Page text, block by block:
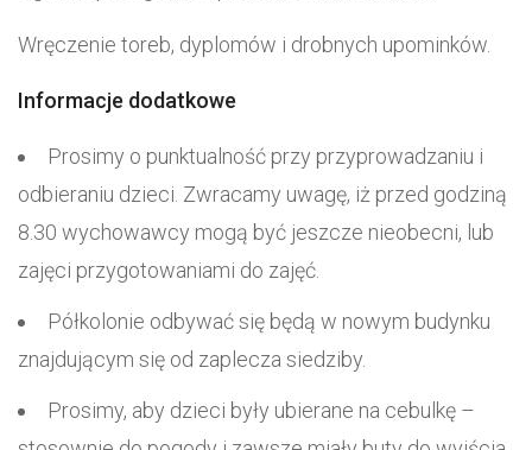
Wręczenie toreb, dyplomów i drobnych upominków.
Informacje dodatkowe
Prosimy o punktualność przy przyprowadzaniu i
odbieraniu dzieci. Zwracamy uwagę, iż przed godziną
8.30 wychowawcy mogą być jeszcze nieobecni, lub
zajęci przygotowaniami do zajęć.
Półkolonie odbywać się będą w nowym budynku
znajdującym się od zaplecza siedziby.
Prosimy, aby dzieci były ubierane na cebulkę –